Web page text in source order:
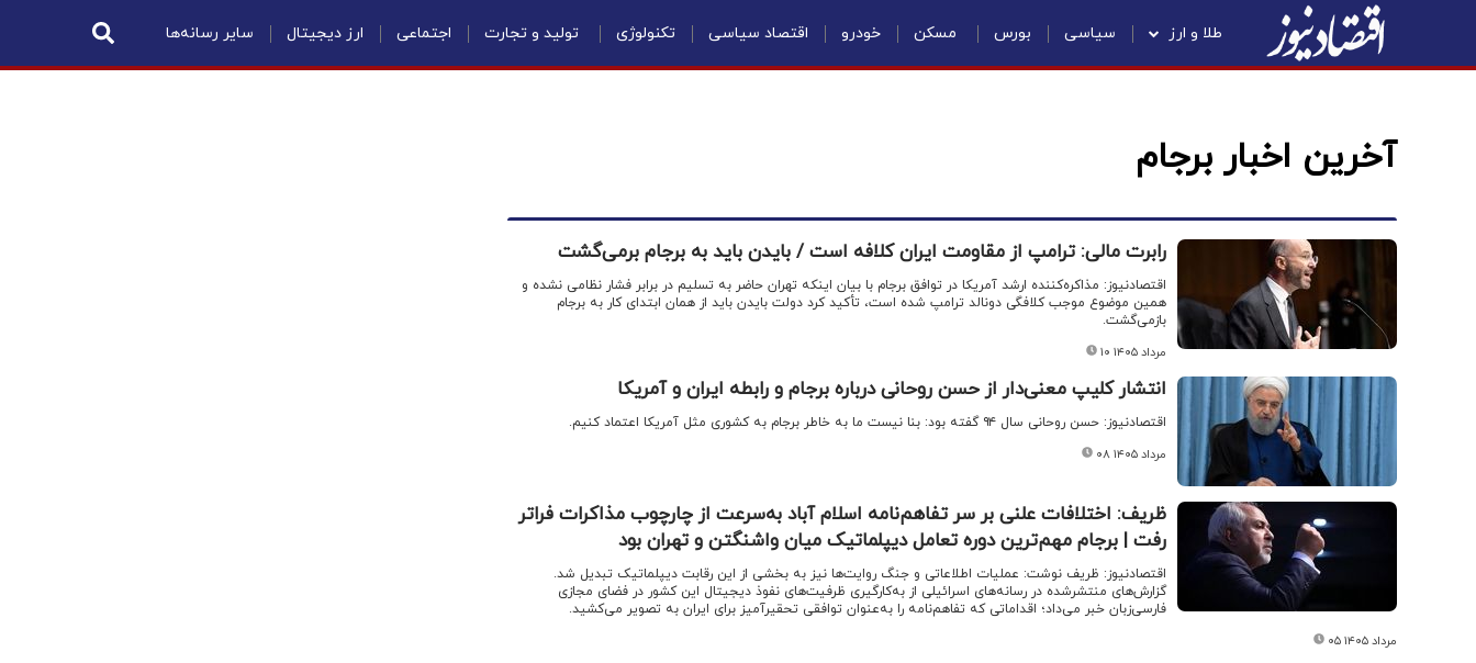
طلا و ارز سیاسی بورس مسکن خودرو اقتصاد سیاسی تکنولوژی تولید و تجارت اجتماعی ارز دیجیتال سایر رسانه‌ها
آخرین اخبار برجام
رابرت مالی: ترامپ از مقاومت ایران کلافه است / بایدن باید به برجام برمی‌گشت
اقتصادنیوز: مذاکره‌کننده ارشد آمریکا در توافق برجام با بیان اینکه تهران حاضر به تسلیم در برابر فشار نظامی نشده و
همین موضوع موجب کلافگی دونالد ترامپ شده است، تأکید کرد دولت بایدن باید از همان ابتدای کار به برجام
بازمی‌گشت.
۱۰ مرداد ۱۴۰۵
انتشار کلیپ معنی‌دار از حسن روحانی درباره برجام و رابطه ایران و آمریکا
اقتصادنیوز: حسن روحانی سال ۹۴ گفته بود: بنا نیست ما به خاطر برجام به کشوری مثل آمریکا اعتماد کنیم.
۰۸ مرداد ۱۴۰۵
ظریف: اختلافات علنی بر سر تفاهم‌نامه اسلام آباد به‌سرعت از چارچوب مذاکرات فراتر
رفت | برجام مهم‌ترین دوره تعامل دیپلماتیک میان واشنگتن و تهران بود
اقتصادنیوز: ظریف نوشت: عملیات اطلاعاتی و جنگ روایت‌ها نیز به بخشی از این رقابت دیپلماتیک تبدیل شد.
گزارش‌های منتشرشده در رسانه‌های اسرائیلی از به‌کارگیری ظرفیت‌های نفوذ دیجیتال این کشور در فضای مجازی
فارسی‌زبان خبر می‌داد؛ اقداماتی که تفاهم‌نامه را به‌عنوان توافقی تحقیرآمیز برای ایران به تصویر می‌کشید.
۰۵ مرداد ۱۴۰۵